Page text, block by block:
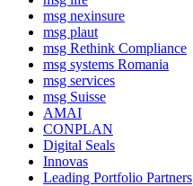
msg nexinsure
msg plaut
msg Rethink Compli­ance
msg systems Romania
msg services
msg Suisse
AMAI
CONPLAN
Digital Seals
Innovas
Leading Port­folio Partners